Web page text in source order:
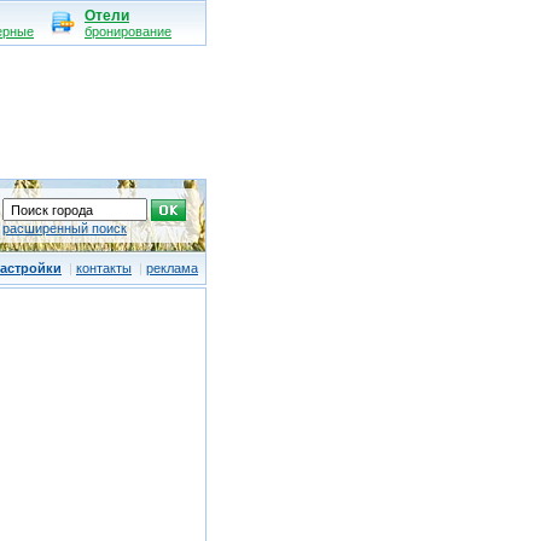
Отели
бронирование
расширенный поиск
| контакты | реклама